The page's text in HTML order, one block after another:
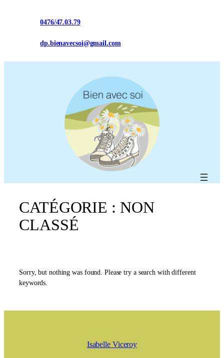
0476/47.03.79
dp.bienavecsoi@gmail.com
CATÉGORIE : NON
CLASSÉ
Sorry, but nothing was found. Please try a search with different
keywords.
Isabelle Viceroy